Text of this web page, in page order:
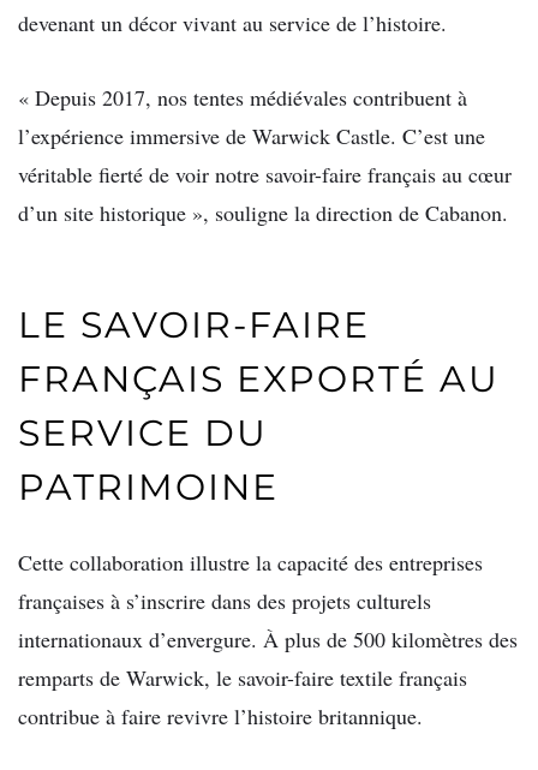
devenant un décor vivant au service de l’histoire.
« Depuis 2017, nos tentes médiévales contribuent à
l’expérience immersive de Warwick Castle. C’est une
véritable fierté de voir notre savoir-faire français au cœur
d’un site historique », souligne la direction de Cabanon.
LE SAVOIR-FAIRE
FRANÇAIS EXPORTÉ AU
SERVICE DU
PATRIMOINE
Cette collaboration illustre la capacité des entreprises
françaises à s’inscrire dans des projets culturels
internationaux d’envergure. À plus de 500 kilomètres des
remparts de Warwick, le savoir-faire textile français
contribue à faire revivre l’histoire britannique.